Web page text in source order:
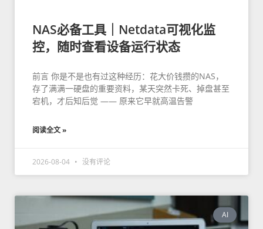
NAS必备工具｜Netdata可视化监
控，随时查看设备运行状态
前言 你是不是也有过这种经历：花大价钱攒的NAS，
存了满满一硬盘的重要资料，某天突然卡死、掉盘甚至
宕机，才后知后觉 —— 原来它早就高温告警
阅读全文 »
2026-08-04 没有评论
AI